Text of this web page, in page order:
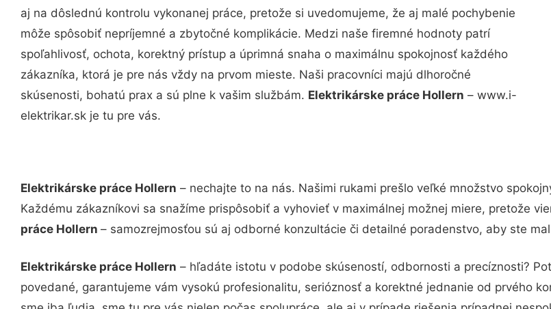
aj na dôslednú kontrolu vykonanej práce, pretože si uvedomujeme, že aj malé pochybenie
môže spôsobiť nepríjemné a zbytočné komplikácie. Medzi naše firemné hodnoty patrí
spoľahlivosť, ochota, korektný prístup a úprimná snaha o maximálnu spokojnosť každého
zákazníka, ktorá je pre nás vždy na prvom mieste. Naši pracovníci majú dlhoročné
skúsenosti, bohatú prax a sú plne k vašim službám. Elektrikárske práce Hollern – www.i-
elektrikar.sk je tu pre vás.
Elektrikárske práce Hollern – nechajte to na nás. Našimi rukami prešlo veľké množstvo
Každému zákazníkovi sa snažíme prispôsobiť a vyhovieť v maximálnej možnej miere, pretože
práce Hollern – samozrejmosťou sú aj odborné konzultácie či detailné poradenstvo, aby ste
Elektrikárske práce Hollern – hľadáte istotu v podobe skúseností, odbornosti a precíznosti?
povedané, garantujeme vám vysokú profesionalitu, serióznosť a korektné jednanie od prvého